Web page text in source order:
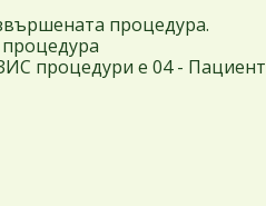
процедура.
процедури е 04 - Пациент